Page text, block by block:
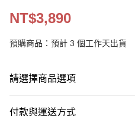
NT$3,890
預購商品：預計 3 個工作天出貨
請選擇商品選項
付款與運送方式